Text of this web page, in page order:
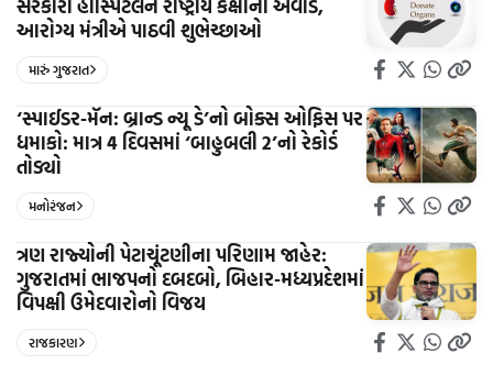
સરકારી હોસ્પિટલને રાષ્ટ્રીય કક્ષાના એવોર્ડ,
આરોગ્ય મંત્રીએ પાઠવી શુભેચ્છાઓ
મારું ગુજરાત
‘સ્પાઈડર-મૅન: બ્રાન્ડ ન્યૂ ડે’નો બોક્સ ઓફિસ પર
ધમાકો: માત્ર 4 દિવસમાં ‘બાહુબલી 2’નો રેકોર્ડ
તોડ્યો
મનોરંજન
ત્રણ રાજ્યોની પેટાચૂંટણીના પરિણામ જાહેર:
ગુજરાતમાં ભાજપનો દબદબો, બિહાર-મધ્યપ્રદેશમાં
વિપક્ષી ઉમેદવારોનો વિજય
રાજકારણ